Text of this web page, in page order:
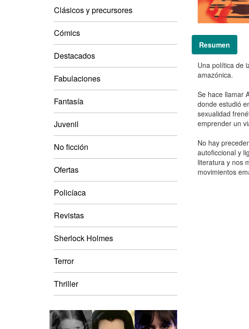
Clásicos y precursores
Cómics
Destacados
Fabulaciones
Fantasía
Juvenil
No ficción
Ofertas
Policíaca
Revistas
Sherlock Holmes
Terror
Thriller
Resumen
Una política de
amazónica.
Se hace llamar
donde estudió
sexualidad
emprender un
No hay
autoficcional y
literatura y nos
movimientos